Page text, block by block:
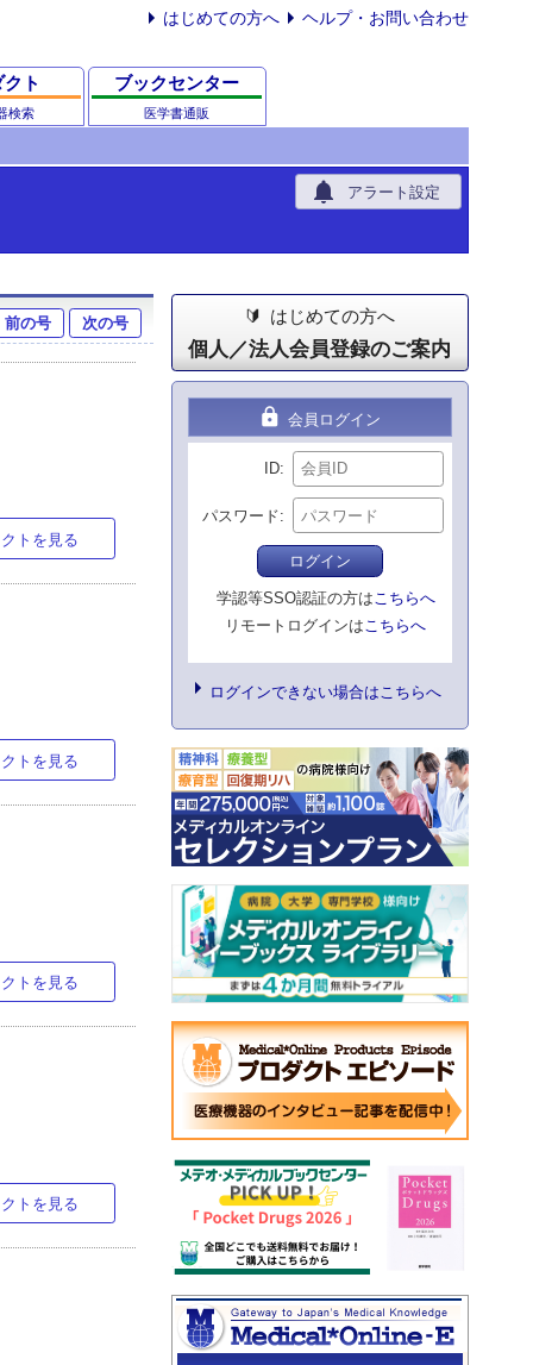
はじめての方へ ヘルプ・お問い合わせ
ト
検索
ブックセンター
医学書通販
notifications アラート設定
前の号 次の号
トを見る
トを見る
トを見る
トを見る
はじめての方へ
個人／法人会員登録のご案内
lock 会員ログイン
ID
パスワード
ログイン
学認等SSO認証の方はこちらへ
リモートログインはこちらへ
ログインできない場合はこちらへ